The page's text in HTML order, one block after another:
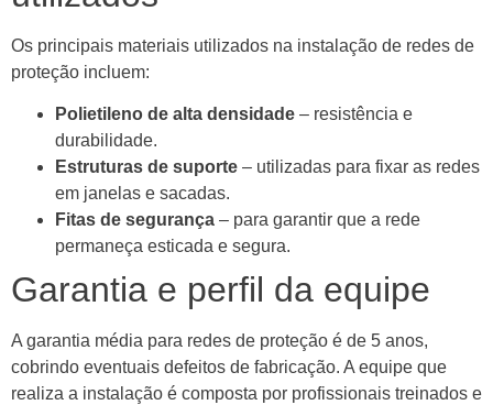
Os principais materiais utilizados na instalação de redes de
proteção incluem:
Polietileno de alta densidade – resistência e
durabilidade.
Estruturas de suporte – utilizadas para fixar as redes
em janelas e sacadas.
Fitas de segurança – para garantir que a rede
permaneça esticada e segura.
Garantia e perfil da equipe
A garantia média para redes de proteção é de 5 anos,
cobrindo eventuais defeitos de fabricação. A equipe que
realiza a instalação é composta por profissionais treinados e